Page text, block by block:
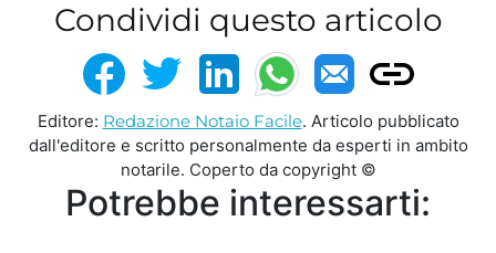
Condividi questo articolo
Editore: Redazione Notaio Facile. Articolo pubblicato
dall'editore e scritto personalmente da esperti in ambito
notarile. Coperto da copyright ©
Potrebbe interessarti: